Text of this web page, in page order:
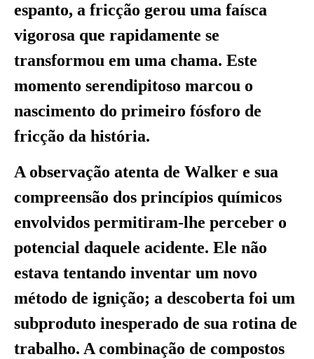
espanto, a fricção gerou uma faísca
vigorosa que rapidamente se
transformou em uma chama. Este
momento serendipitoso marcou o
nascimento do primeiro fósforo de
fricção da história.
A observação atenta de Walker e sua
compreensão dos princípios químicos
envolvidos permitiram-lhe perceber o
potencial daquele acidente. Ele não
estava tentando inventar um novo
método de ignição; a descoberta foi um
subproduto inesperado de sua rotina de
trabalho. A combinação de compostos